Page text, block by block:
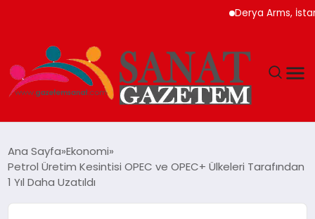
Derya Arms, İstanbul
TEKNOLOJI
Ana Sayfa Ekonomi
Petrol Üretim Kesintisi OPEC ve OPEC+ Ülkeleri Tarafından
1 Yıl Daha Uzatıldı